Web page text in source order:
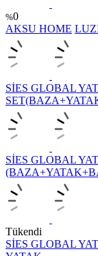
%0
AKSU HOME
SİES GLOBAL
SİES GLOBAL
Tükendi
SİES GLOBAL